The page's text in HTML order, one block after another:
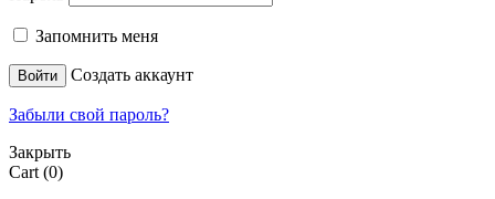
Запомнить меня
Войти Создать аккаунт
Забыли свой пароль?
Закрыть
Cart (0)